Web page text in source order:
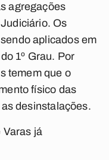
agregações
Os
aplicados em
1º Grau. Por
temem que o
físico das
desinstalações.
Varas já